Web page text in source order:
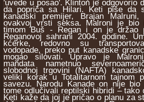
'uvede u posao'. Klinton je odgovorio
da popriča sa Hilari. Keti piše da
kanadski premijer, Brajan
ovakvoj vrsti seksa. Malroni je bio
timom Buš - Regan i on je držao
Reganovoj sahrani 2004. godine.
kćerke, redovno su
vodopade, preko put kanadske
mogao silovati. Upravo je
mandata nametnuo
slobodnoj trgovini (NAFTA)
veliki korak u Totalitarnom tajnom
savezu. Narodu Kanade on nije
tome odlučivali reptilski hibridi – tako
Keti kaže da joj je pričao o planu za